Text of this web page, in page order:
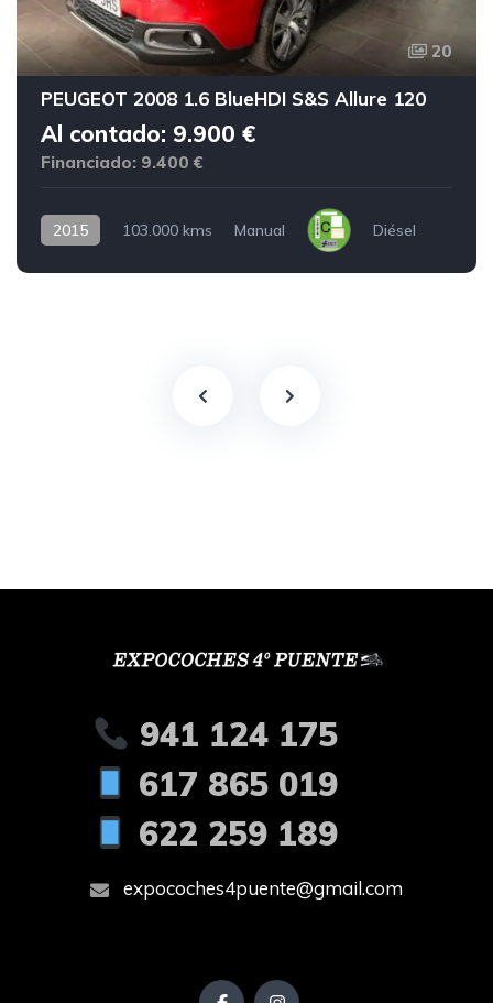
20
PEUGEOT 2008 1.6 BlueHDI S&S Allure 120
Al contado: 9.900 €
Financiado: 9.400 €
2015 103.000 kms Manual Diésel
941 124 175
617 865 019
622 259 189
expocoches4puente@gmail.com